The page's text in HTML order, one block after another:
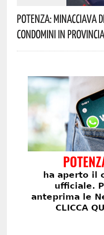
Potenza: Minacciava
Condomini In